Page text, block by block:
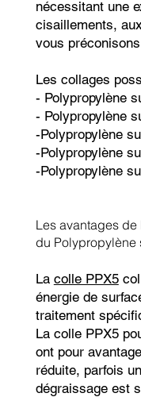
nécessitant une
cisaillements,
vous préconisons
Les collages
- Polypropylène
- Polypropylène
-Polypropylène
-Polypropylène
-Polypropylène
Les avantages
du Polypropylène
La colle PPX5
énergie de
traitement
La colle PPX5
ont pour
réduite, parfois
dégraissage est